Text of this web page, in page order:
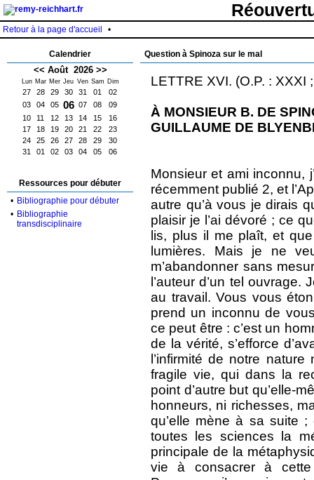
Retour à la page d'accueil •
Calendrier
<< Août 2026 >>
Lun Mar Mer Jeu Ven Sam Dim
27 28 29 30 31 01
02
03
04 05 06 07 08
09
10
11 12 13 14 15
16
17
18 19 20 21 22
23
24
25 26 27 28 29
30
31
01 02 03 04 05 06
Ressources pour débuter
• Bibliographie pour débuter
• Bibliographie
transdisciplinaire
Question à Spinoza sur le mal
LETTRE XVI. (O.P. : XXXI
À MONSIEUR B. DE
GUILLAUME DE
Monsieur et ami inconnu,
récemment publié 2, et
autre qu’à vous je dirais
plaisir je l’ai dévoré ; ce
lis, plus il me plaît, et
lumières. Mais je ne
m’abandonner sans
l’auteur d’un tel
au travail. Vous vous
prend un inconnu de
ce peut être : c’est un
de la vérité, s’efforce
l’infirmité de notre
fragile vie, qui dans la
point d’autre but qu’elle-
honneurs, ni richesses,
qu’elle mène à sa suite
toutes les sciences la
principale de la
vie à consacrer à